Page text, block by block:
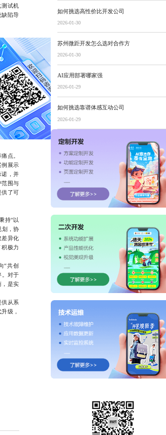
试机
陷导
点。
例展示
诺，并
范围与
供了可
持“以
划，协
差异化
极力
“共创
。对于
，是实
从系
级，
如何挑选高性价比开发公司
2026-01-30
苏州微距开发怎么选对合作方
2026-01-30
AI应用部署哪家强
2026-01-29
如何挑选靠谱体感互动公司
2026-01-29